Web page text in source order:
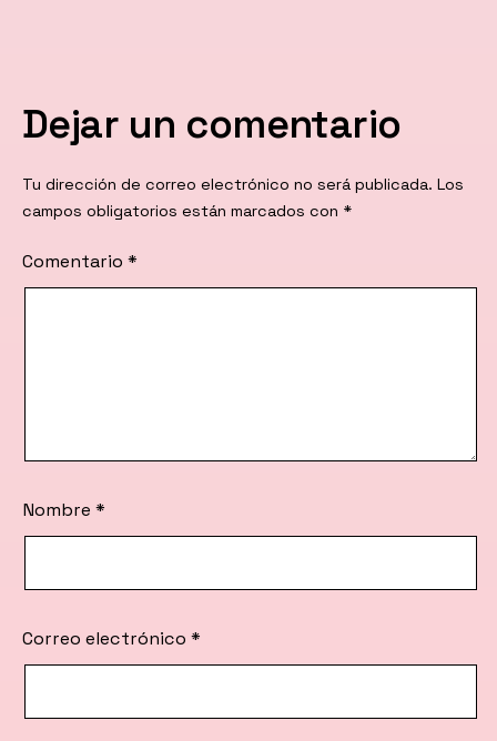
Dejar un comentario
Tu dirección de correo electrónico no será publicada. Los
campos obligatorios están marcados con *
Comentario *
Nombre *
Correo electrónico *